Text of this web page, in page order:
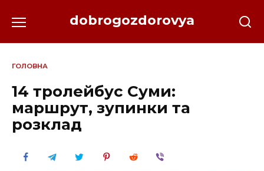
до
dobrogozdorovya
ГОЛОВНА
14 тролейбус Суми:
маршрут, зупинки та
розклад